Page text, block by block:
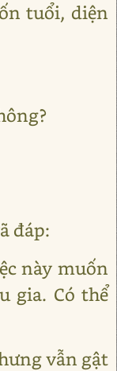
tuổi, diện
đáp:
này muốn
gia. Có thể
vẫn gật